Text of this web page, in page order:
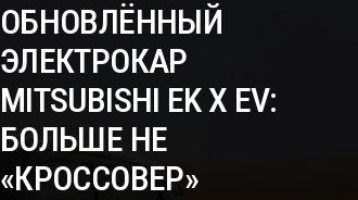
ОБНОВЛЁННЫЙ
ЭЛЕКТРОКАР
MITSUBISHI EK X EV:
БОЛЬШЕ НЕ
«КРОССОВЕР»